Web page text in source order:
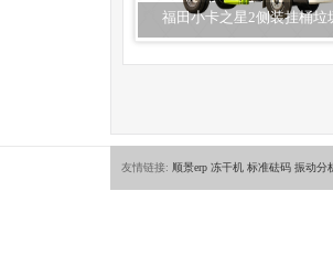
福田小卡之星2侧装挂桶垃
友情链接: 顺景erp 冻干机 标准砝码 振动分